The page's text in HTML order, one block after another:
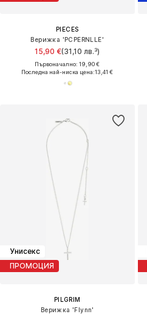
PIECES
Верижка 'PCPERNLLE'
15,90 €(31,10 лв.³)
Първоначално: 19,90 €
Последна най-ниска цена:13,41 €
Унисекс
ПРОМОЦИЯ
PILGRIM
Верижка 'Flynn'